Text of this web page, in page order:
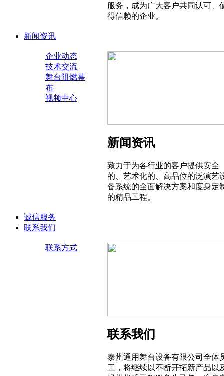
服务，成为广大客户共同认可、
得信赖的企业。
新闻资讯
企业动态
技术交流
舞台阻燃幕
布
视频中心
新闻资讯
致力于为各行业的客户提供安全
的、艺术化的、高品位的泛演艺
备系统的全面解决方案和度身定
的精品工程。
诚信服务
联系我们
联系方式
联系我们
泰州通用舞台设备有限公司全体
工，将继续以不断开拓新产品以